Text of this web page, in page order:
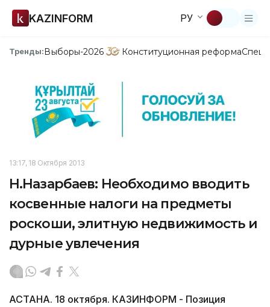
KAZINFORM РУ
Тренды:Выборы-2026 Конституционная реформа
13:17, 18 Октября 2013
Н.Назарбаев: Необходимо вводить
косвенные налоги на предметы
роскоши, элитную недвижимость и
дурные увлечения
АСТАНА. 18 октября. КАЗИНФОРМ - Позиция